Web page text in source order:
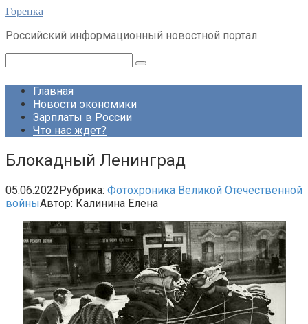
Перейти
контенту
Горенка
Российский информационный новостной портал
Главная
Новости экономики
Зарплаты в России
Что нас ждет?
Блокадный Ленинград
05.06.2022Рубрика: Фотохроника Великой Отечественной
войныАвтор: Калинина Елена